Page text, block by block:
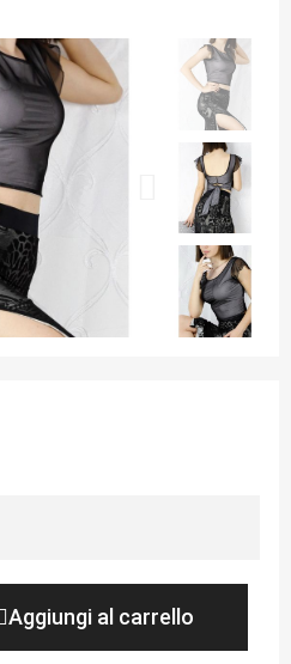
Aggiungi al carrello